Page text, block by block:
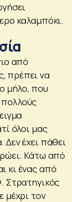
καλαμπόκι.
από
πρέπει να
μήλο, που
όλοι μας
έχει πάθει
Κάτω από
κι ένας από
Στρατηγικός
μέχρι τον